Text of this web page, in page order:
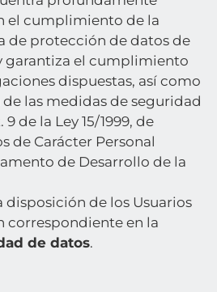
el cumplimiento de la
de protección de datos de
garantiza el cumplimiento
dispuestas, así como
las medidas de seguridad
de la Ley 15/1999, de
de Carácter Personal
de Desarrollo de la
disposición de los Usuarios
correspondiente en la
de datos.